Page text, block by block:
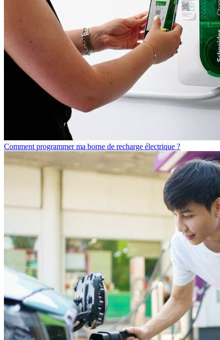
Comment programmer ma borne de recharge électrique ?